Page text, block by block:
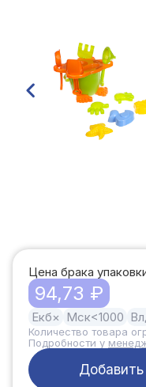
Цена брака
94,73 ₽
Екб× Мск<1000
Количество товара
Подробности у
Добавить